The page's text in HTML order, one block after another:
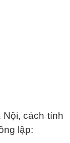
cách tính
lập: